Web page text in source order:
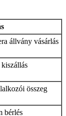
állvány vásárlás
összeg
bérlés